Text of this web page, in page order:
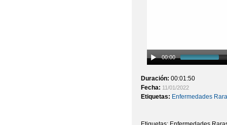
00:00
Duración: 00:01:50
Fecha: 11/01/2022
Etiquetas: Enfermedades